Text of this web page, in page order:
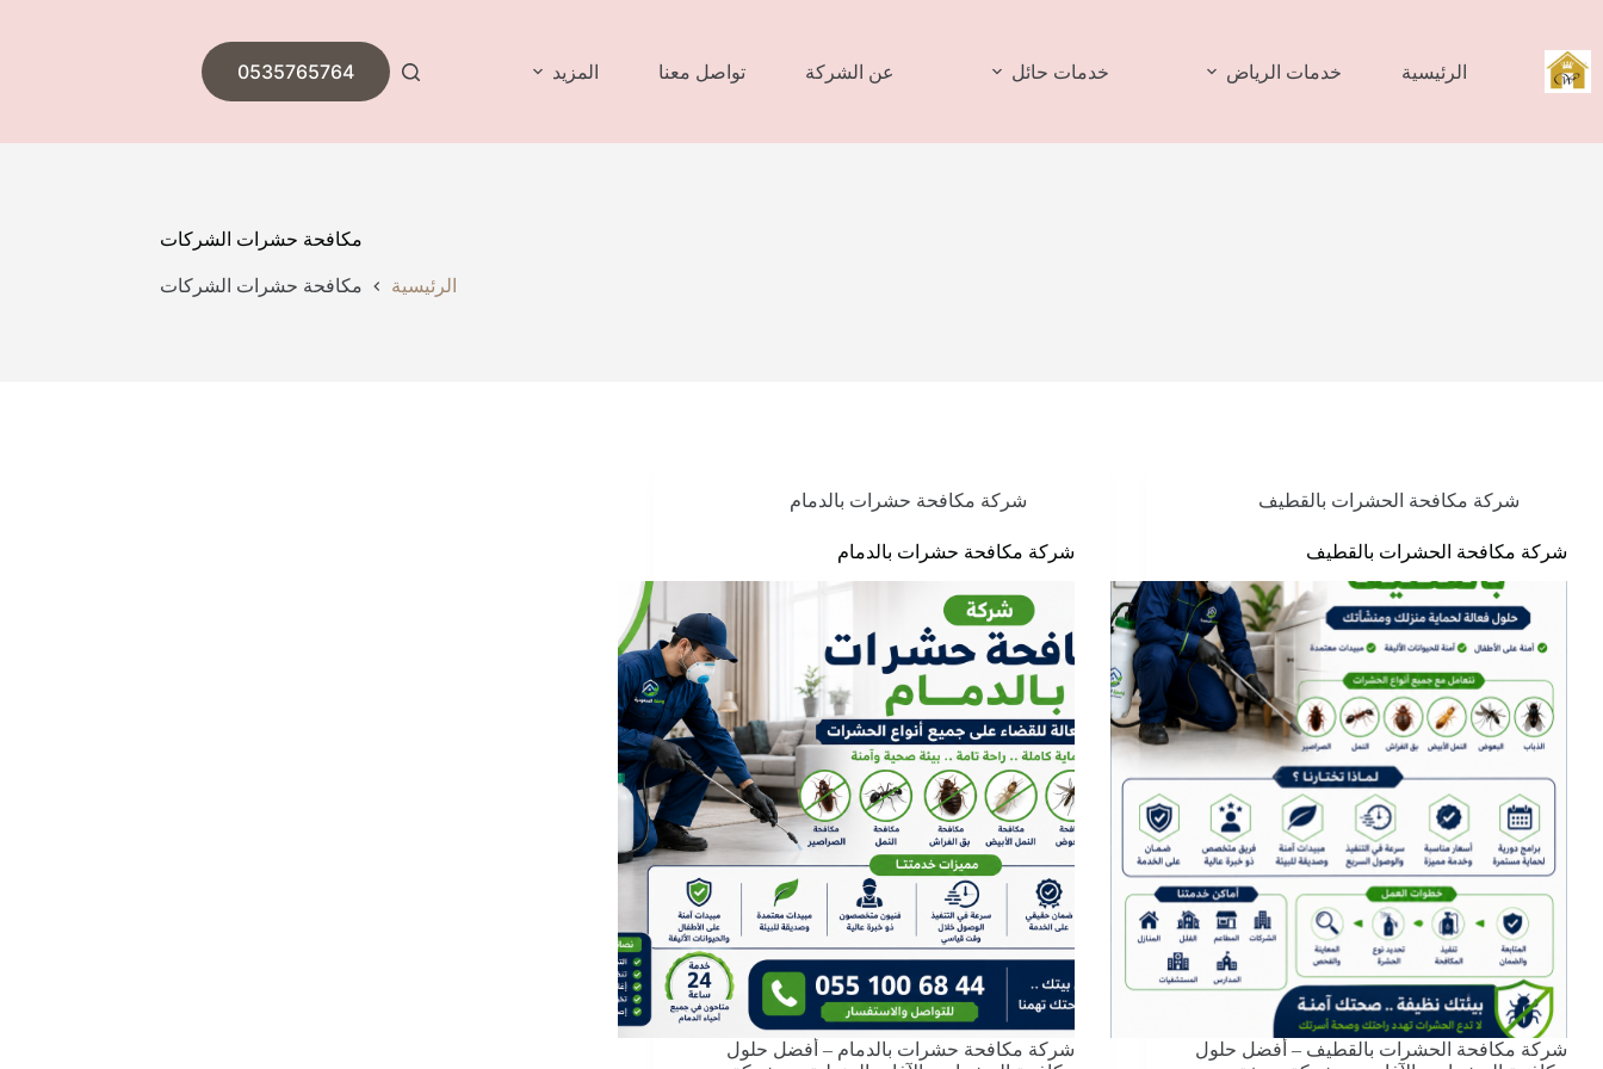
المحتوى
الرئيسية خدمات الرياض خدمات حائل عن الشركة تواصل معنا المزيد 0535765764
مكافحة حشرات الشركات
الرئيسية مكافحة حشرات الشركات
شركة مكافحة الحشرات بالقطيف
شركة مكافحة الحشرات بالقطيف
شركة مكافحة الحشرات بالقطيف – أفضل حلول
شركة مكافحة حشرات بالدمام
شركة مكافحة حشرات بالدمام
شركة مكافحة حشرات بالدمام – أفضل حلول